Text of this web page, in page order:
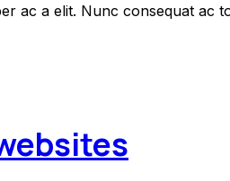
ac a elit. Nunc consequat ac